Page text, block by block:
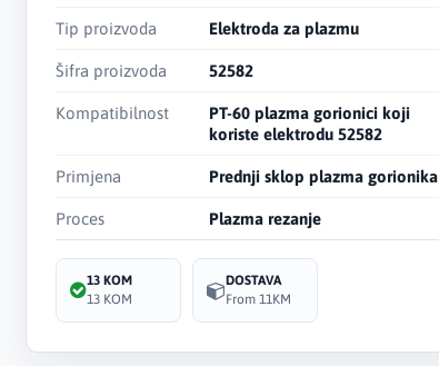
Tip proizvoda Elektroda za plazmu
Šifra proizvoda 52582
Kompatibilnost
PT-60 plazma gorionici koji
koriste elektrodu 52582
Primjena Prednji sklop plazma gorionika
Proces Plazma rezanje
13 KOM
13 KOM
DOSTAVA
From 11KM